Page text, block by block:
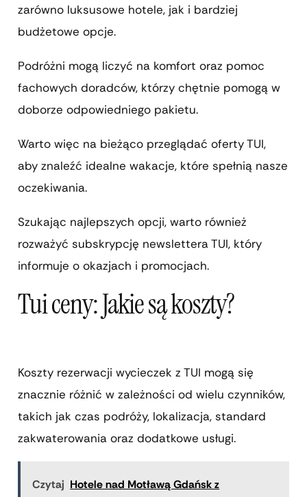
zarówno luksusowe hotele, jak i bardziej
budżetowe opcje.
Podróżni mogą liczyć na komfort oraz pomoc
fachowych doradców, którzy chętnie pomogą w
doborze odpowiedniego pakietu.
Warto więc na bieżąco przeglądać oferty TUI,
aby znaleźć idealne wakacje, które spełnią nasze
oczekiwania.
Szukając najlepszych opcji, warto również
rozważyć subskrypcję newslettera TUI, który
informuje o okazjach i promocjach.
Tui ceny: Jakie są koszty?
Koszty rezerwacji wycieczek z TUI mogą się
znacznie różnić w zależności od wielu czynników,
takich jak czas podróży, lokalizacja, standard
zakwaterowania oraz dodatkowe usługi.
Czytaj Hotele nad Motławą Gdańsk z